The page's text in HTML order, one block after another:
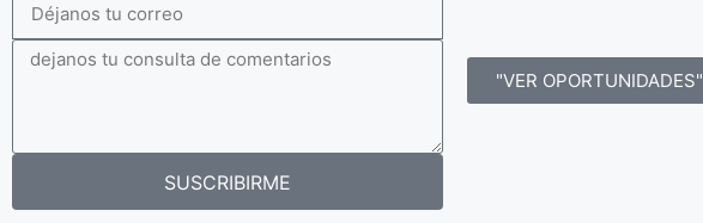
SUSCRIBIRME
"VER OPORTUNIDADES"